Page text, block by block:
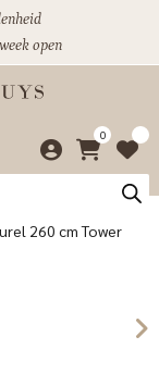
open
0
260 cm Tower